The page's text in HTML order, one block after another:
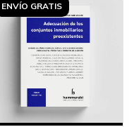
ENVÍO GRATIS